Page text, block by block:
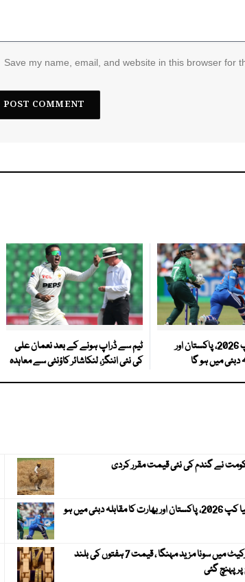
Save my name, email, and website in this browser for
ویمنز ایشیا کپ 2026، پاکستان اور
دبئی میں ہو گا
ٹیم سے ڈراپ ہونے کے بعد نعمان علی
کی نئی اننگز، لنکاشائر کاؤنٹی سے معاہدہ
نے گندم کی نئی قیمت مقرر کردی
ویمنز ایشیا کپ 2026، پاکستان اور بھارت کا مقابلہ دبئی میں ہو
عالمی مارکیٹ میں سونا مزید مہنگا ، قیمت 7 ہفتوں کی بلند
پہنچ گئی